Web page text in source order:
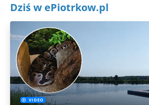
Dziś w ePiotrkow.pl
VIDEO